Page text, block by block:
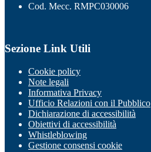
Cod. Mecc. RMPC030006
Sezione Link Utili
Cookie policy
Note legali
Informativa Privacy
Ufficio Relazioni con il Pubblico
Dichiarazione di accessibilità
Obiettivi di accessibilità
Whistleblowing
Gestione consensi cookie